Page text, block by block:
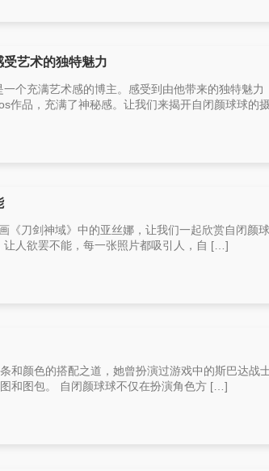
艺术的独特魅力
个充满艺术感的博主。感受到由他带来的独特魅力
作品，充满了神秘感。让我们来揭开自闭颜球球的
《刀剑神域》中的亚丝娜，让我们一起欣赏自闭颜
人欲罢不能，每一张照片都吸引人，自 […]
和颜色的搭配之道，她曾扮演过游戏中的斯巴达战
和图包。 自闭颜球球不仅在扮演角色方 […]